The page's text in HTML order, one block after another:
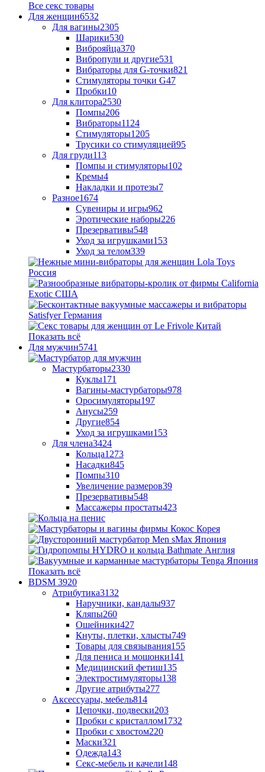
Все секс товары
Для женщин6532
Для вагины2305
Шарики530
Виброяйца370
Вибропули и другие531
Вибраторы для G-точки821
Стимуляторы точки G47
Пробки10
Для клитора2530
Помпы206
Вибраторы1124
Стимуляторы1205
Трусики со стимуляцией95
Для груди113
Помпы и стимуляторы102
Кремы4
Накладки и протезы7
Разное1674
Сувениры и игры962
Эротические наборы226
Презервативы548
Уход за игрушками153
Уход за телом339
Показать всё
Для мужчин5741
Мастурбаторы2330
Куклы171
Вагины-мастурбаторы978
Оросимуляторы197
Анусы259
Другие854
Уход за игрушками153
Для члена3424
Кольца1273
Насадки845
Помпы310
Увеличение размеров39
Презервативы548
Массажеры простаты423
Показать всё
BDSM 3920
Атрибутика3132
Наручники, кандалы937
Кляпы260
Ошейники427
Кнуты, плетки, хлысты749
Товары для связывания155
Для пениса и мошонки141
Медицинский фетиш135
Электростимуляторы138
Другие атрибуты277
Аксессуары, мебель814
Цепочки, подвески203
Пробки с кристаллом1732
Пробки с хвостом220
Маски321
Одежда143
Секс-мебель и качели148